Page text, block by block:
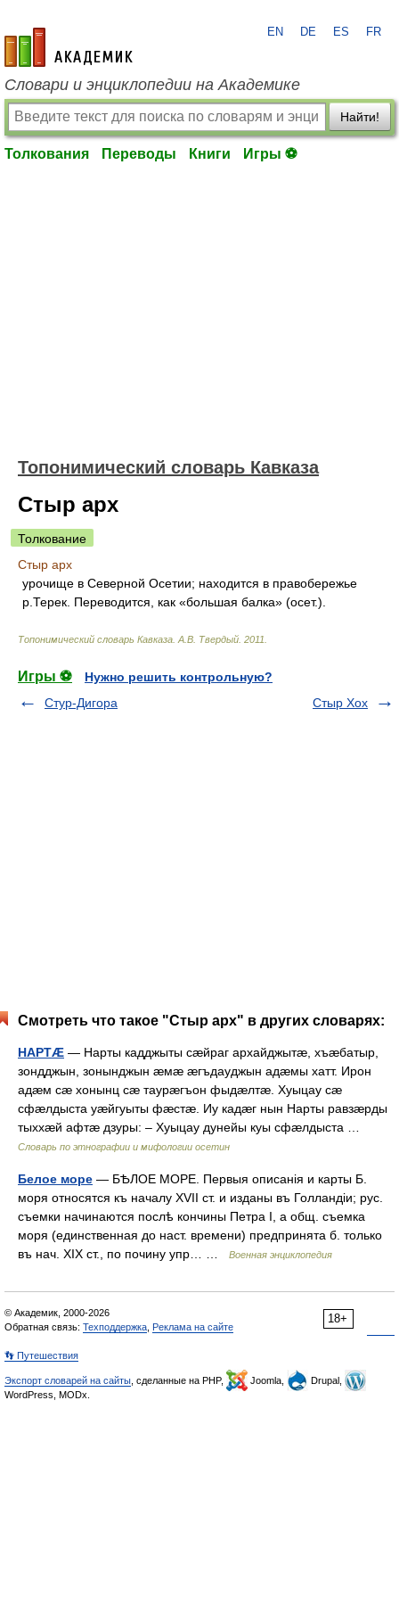
academic.ru
EN DE ES FR
Словари и энциклопедии на Академике
Найти!
Толкования Переводы Книги Игры ⚽
Топонимический словарь Кавказа
Стыр арх
Толкование
Стыр арх
урочище в Северной Осетии; находится в правобережье
р.Терек. Переводится, как «большая балка» (осет.).
Топонимический словарь Кавказа А.В. Твердый 2011
Игры ⚽
Нужно решить контрольную?
Стур-Дигора
Стыр Хох
Смотреть что такое "Стыр арх" в других словарях:
НАРТÆ — Нарты кадджыты сæйраг архайджытæ, хъæбатыр,
зондджын, зонынджын æмæ æгъдауджын адæмы хатт. Ирон
адæм сæ хонынц сæ таурæгъон фыдæлтæ. Хуыцау сæ
сфæлдыста уæйгуыты фæстæ. Иу кадæг нын Нарты равзæрды
тыххæй афтæ дзуры: – Хуыцау дунейы куы сфæлдыста …
Словарь по этнографии и мифологии осетин
Белое море — БѢЛОЕ МОРЕ. Первыя описанія и карты Б.
моря относятся къ началу XVII ст. и изданы въ Голландіи; рус.
съемки начинаются послѣ кончины Петра I, а общ. съемка
моря (единственная до наст. времени) предпринята б. только
въ нач. XIX ст., по почину упр… …
Военная энциклопедия
18+
© Академик, 2000-2026
Обратная связь: Техподдержка Реклама на сайте
👣 Путешествия
Экспорт словарей на сайты , сделанные на PHP, Joomla,
Drupal,
WordPress, MODx.